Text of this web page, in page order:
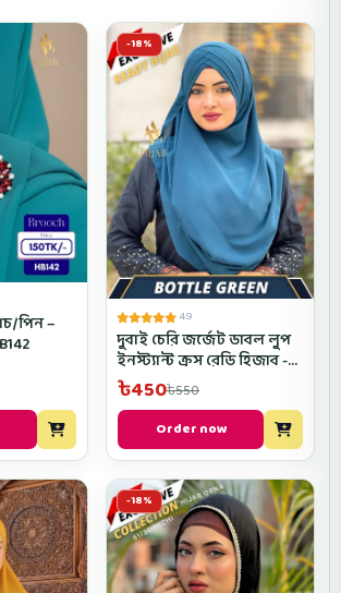
পিন –
-18%
4.9
দুবাই চেরি জর্জেট ডাবল লুপ
ইনস্ট্যান্ট ক্রস রেডি হিজাব -
CROSRH- Bottle Green
Color
৳450৳550
Order now
-18%